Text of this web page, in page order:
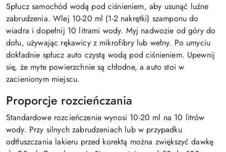
Spłucz samochód wodą pod ciśnieniem, aby usunąć luźne
zabrudzenia. Wlej 10-20 ml (1-2 nakrętki) szamponu do
wiadra i dopełnij 10 litrami wody. Myj nadwozie od góry do
dołu, używając rękawicy z mikrofibry lub wełny. Po umyciu
dokładnie spłucz auto czystą wodą pod ciśnieniem. Upewnij
się, że myte powierzchnie są chłodne, a auto stoi w
zacienionym miejscu.
Proporcje rozcieńczania
Standardowe rozcieńczenie wynosi 10-20 ml na 10 litrów
wody. Przy silnych zabrudzeniach lub w przypadku
odtłuszczania lakieru przed korektą można zwiększyć dawkę